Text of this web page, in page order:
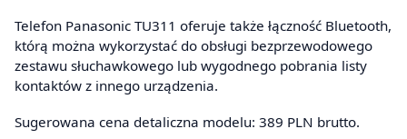
Telefon Panasonic TU311 oferuje także łączność Bluetooth,
którą można wykorzystać do obsługi bezprzewodowego
zestawu słuchawkowego lub wygodnego pobrania listy
kontaktów z innego urządzenia.
Sugerowana cena detaliczna modelu: 389 PLN brutto.